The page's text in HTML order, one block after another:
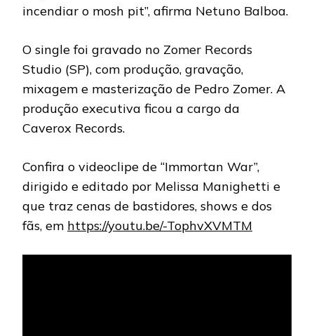
incendiar o mosh pit”, afirma Netuno Balboa.
O single foi gravado no Zomer Records
Studio (SP), com produção, gravação,
mixagem e masterização de Pedro Zomer. A
produção executiva ficou a cargo da
Caverox Records.
Confira o videoclipe de “Immortan War”,
dirigido e editado por Melissa Manighetti e
que traz cenas de bastidores, shows e dos
fãs, em https://youtu.be/-TophvXVMTM